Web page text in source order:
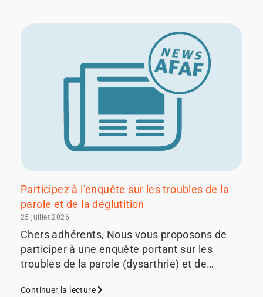
Participez à l’enquête sur les troubles de la
parole et de la déglutition
25 juillet 2026
Chers adhérents, Nous vous proposons de
participer à une enquête portant sur les
troubles de la parole (dysarthrie) et de…
Continuer la lecture